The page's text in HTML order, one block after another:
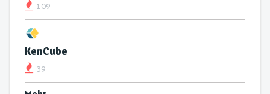
109
KenCube
39